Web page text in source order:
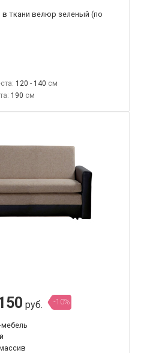
ткани велюр зеленый (по
120 - 140
190
руб. -10%